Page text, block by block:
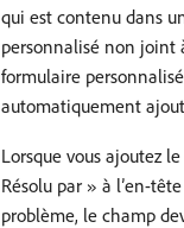
qui est contenu dans
personnalisé non joint
formulaire
automatiquement
Lorsque vous ajoutez
Résolu par » à l’en-tête
problème, le champ